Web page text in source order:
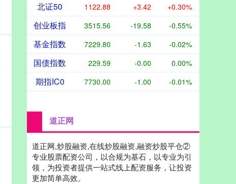
北证50 1122.88 +3.42 +0.30%
创业板指 3515.56 -19.58 -0.55%
基金指数 7229.80 -1.63 -0.02%
国债指数 229.59 -0.00 0.00%
期指IC0 7730.00 -1.00 -0.01%
道正网
道正网,炒股融资,在线炒股融资,融资炒股平仓②
专业股票配资公司，以合规为基石，以专业为引
领，为投资者提供一站式线上配资服务，让投资
更加简单高效。